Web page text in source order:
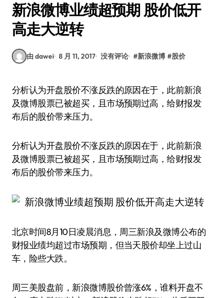
新浪微博业绩超预期 股价低开
高走大逆转
由 dawei 8 月 11, 2017 没有评论 #新浪微博 #股价
分析认为开盘股价不涨反跌的原因在于，此前新浪
及微博股票已被超买，且市场预期过高，给财报发
布后的股价带来压力。
分析认为开盘股价不涨反跌的原因在于，此前新浪
及微博股票已被超买，且市场预期过高，给财报发
布后的股价带来压力。
北京时间8月10日凌晨消息，周三新浪及微博公布的
财报业绩均超过市场预期，但当天股价却坐上过山
车，险些大跌。
周三美股盘前，新浪微博股价曾涨6%，谁料开盘不